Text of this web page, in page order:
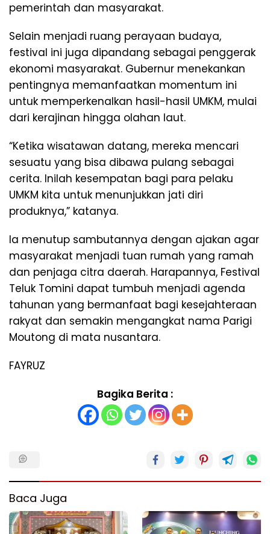
pemerintah dan masyarakat.
Selain menjadi ruang perayaan budaya,
festival ini juga dipandang sebagai penggerak
ekonomi masyarakat. Gubernur menekankan
pentingnya memanfaatkan momentum ini
untuk memperkenalkan hasil-hasil UMKM, mulai
dari kerajinan hingga olahan laut.
“Ketika wisatawan datang, mereka mencari
sesuatu yang bisa dibawa pulang sebagai
cerita. Inilah kesempatan bagi para pelaku
UMKM kita untuk menunjukkan jati diri
produknya,” katanya.
Ia menutup sambutannya dengan ajakan agar
masyarakat menjadi tuan rumah yang ramah
dan penjaga citra daerah. Harapannya, Festival
Teluk Tomini dapat tumbuh menjadi agenda
tahunan yang bermanfaat bagi kesejahteraan
rakyat dan semakin mengangkat nama Parigi
Moutong di mata nusantara.
FAYRUZ
Bagika Berita :
Baca Juga